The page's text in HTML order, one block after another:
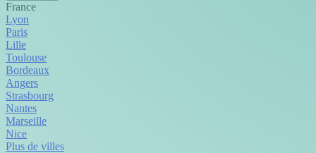
France
Lyon
Paris
Lille
Toulouse
Bordeaux
Angers
Strasbourg
Nantes
Marseille
Nice
Plus de villes